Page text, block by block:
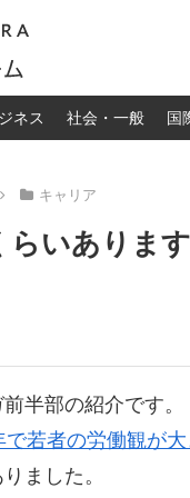
ネス 社会・一般 国
キャリア
らいありま
半部の紹介です。
で若者の労働観が
ました。